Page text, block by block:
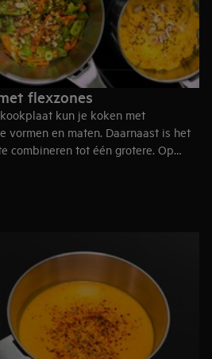
flexzones
kun je koken met
vormen en maten. Daarnaast is het
combineren tot één grotere. Op
– van 10 tot 35 cm –